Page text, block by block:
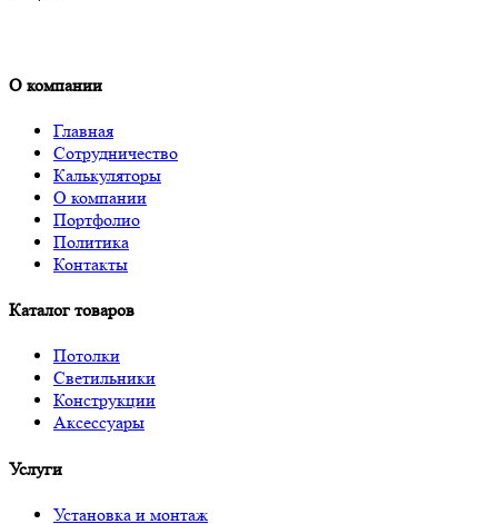
О компании
Главная
Сотрудничество
Калькуляторы
О компании
Портфолио
Политика
Контакты
Каталог товаров
Потолки
Светильники
Конструкции
Аксессуары
Услуги
Установка и монтаж